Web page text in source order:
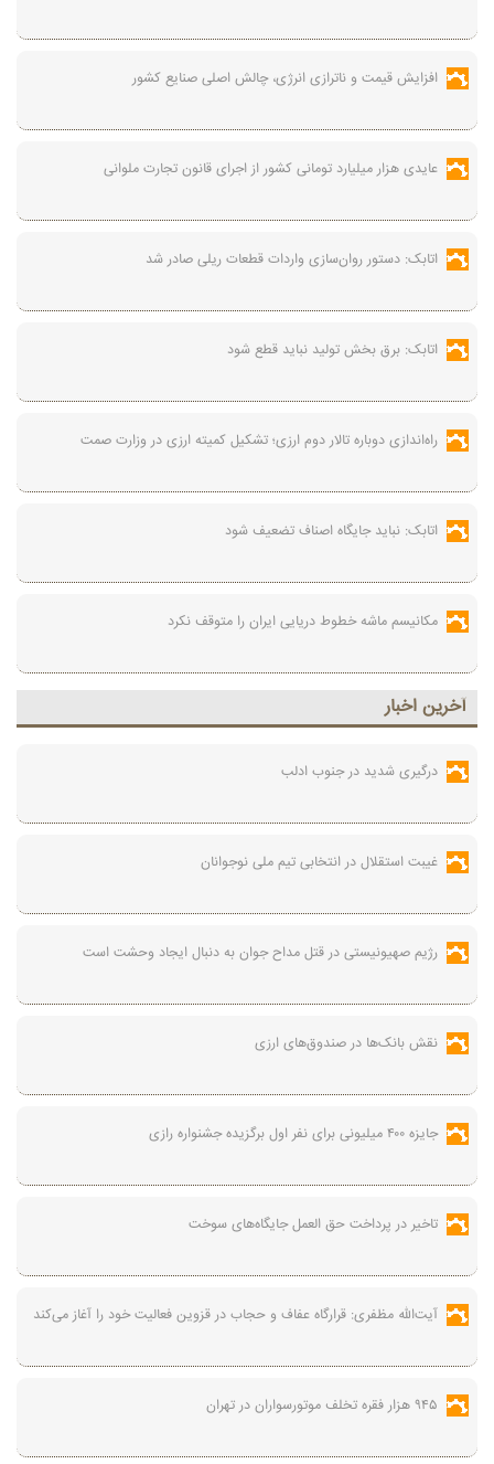
افزایش قیمت و ناترازی انرژی، چالش اصلی صنایع کشور
عایدی هزار میلیارد تومانی کشور از اجرای قانون تجارت ملوانی
اتابک: دستور روان‌سازی واردات قطعات ریلی صادر شد
اتابک: برق بخش تولید نباید قطع شود
راه‌اندازی دوباره تالار دوم ارزی؛ تشکیل کمیته ارزی در وزارت صمت
اتابک: نباید جایگاه اصناف تضعیف شود
مکانیسم ماشه خطوط دریایی ایران را متوقف نکرد
آخرين اخبار
درگیری شدید در جنوب ادلب
غیبت استقلال در انتخابی تیم ملی نوجوانان
رژیم صهیونیستی در قتل مداح جوان به دنبال ایجاد وحشت است
نقش بانک‌ها در صندوق‌های ارزی
جایزه ۴۰۰ میلیونی برای نفر اول برگزیده جشنواره رازی
تاخیر در پرداخت حق العمل جایگاه‌های سوخت
آیت‌الله مظفری: قرارگاه عفاف و حجاب در قزوین فعالیت خود را آغاز می‌کند
۹۴۵ هزار فقره تخلف موتورسواران در تهران